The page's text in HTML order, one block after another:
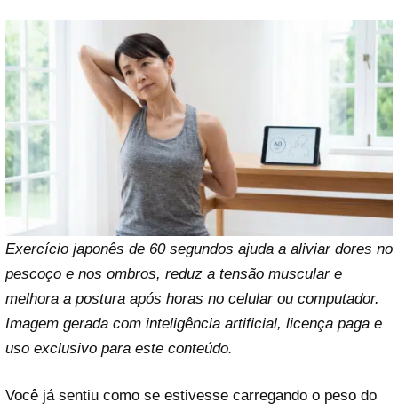
Exercício japonês de 60 segundos ajuda a aliviar dores no
pescoço e nos ombros, reduz a tensão muscular e
melhora a postura após horas no celular ou computador.
Imagem gerada com inteligência artificial, licença paga e
uso exclusivo para este conteúdo.
Você já sentiu como se estivesse carregando o peso do